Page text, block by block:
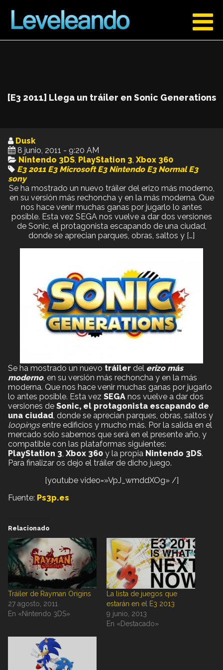
[E3 2011] Llega un tráiler en Sonic Generations
Dusk
8 junio, 2011 - 9:20 AM
Nintendo 3DS PlayStation 3 Xbox 360
E3 2011 E3 Microsoft E3 Nintendo E3 Normal E3
sony
Se ha mostrado un nuevo tráiler del erizo más moderno,
en su versión más rechoncha y en la más moderna. Que
nos hace venir muchas ganas por jugarlo lo antes
posible. Esta vez SEGA nos vuelve a dar dos versiones
de Sonic, el protagonista escapando de una ciudad,
donde se aprecian parques, obras, saltos y […]
Se ha mostrado un nuevo tráiler del erizo más
moderno, en su versión más rechoncha y en la más
moderna. Que nos hace venir muchas ganas por jugarlo
lo antes posible. Esta vez SEGA nos vuelve a dar dos
versiones de Sonic, el protagonista escapando de
una ciudad , donde se aprecian parques, obras, saltos y
loopingsentre edificios y mucho más. Por la salida en el
mercado solo sabemos que será en el presente año, y
compatible con las plataformas siguientes:
PlayStation 3 Xbox 360 y la propia Nintendo 3DS.
Para finalizar os dejo el tráiler de dicho juego.
[youtube video=»VpJ_wmddXOg» /]
Fuente: Ps3p.es
Relacionado
Tráiler de Rayman Origins
27 agosto, 2011
En «Nintendo 3DS»
La lista de juegos que
estarán en el E3 2013
9 junio, 2013
En «Destacado»